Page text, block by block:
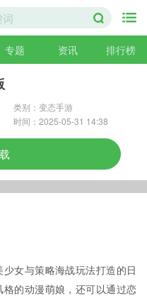
专题 资讯 排行榜
类别：变态手游
时间：2025-05-31 14:38
女与策略海战玩法打造的日
的动漫萌娘，还可以通过恋